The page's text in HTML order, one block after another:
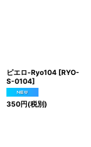
ピエロ-Ryo104 [RYO-
S-0104]
350円(税別)